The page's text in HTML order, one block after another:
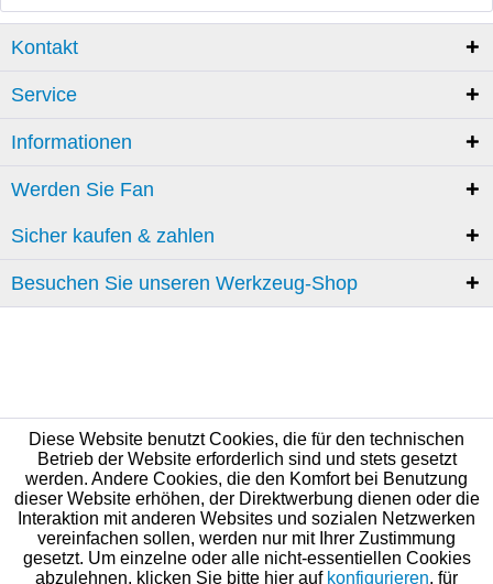
Kontakt
Service
Informationen
Werden Sie Fan
Sicher kaufen & zahlen
Besuchen Sie unseren Werkzeug-Shop
Diese Website benutzt Cookies, die für den technischen
Betrieb der Website erforderlich sind und stets gesetzt
werden. Andere Cookies, die den Komfort bei Benutzung
dieser Website erhöhen, der Direktwerbung dienen oder die
Interaktion mit anderen Websites und sozialen Netzwerken
vereinfachen sollen, werden nur mit Ihrer Zustimmung
gesetzt. Um einzelne oder alle nicht-essentiellen Cookies
abzulehnen, klicken Sie bitte hier auf konfigurieren, für